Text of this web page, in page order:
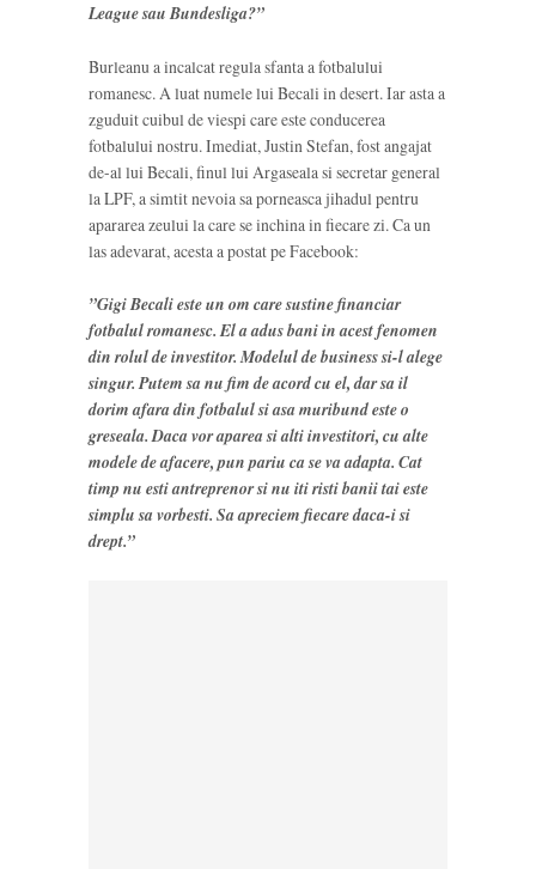
League sau Bundesliga?”
Burleanu a incalcat regula sfanta a fotbalului
romanesc. A luat numele lui Becali in desert. Iar asta a
zguduit cuibul de viespi care este conducerea
fotbalului nostru. Imediat, Justin Stefan, fost angajat
de-al lui Becali, finul lui Argaseala si secretar general
la LPF, a simtit nevoia sa porneasca jihadul pentru
apararea zeului la care se inchina in fiecare zi. Ca un
las adevarat, acesta a postat pe Facebook:
”Gigi Becali este un om care sustine financiar
fotbalul romanesc. El a adus bani in acest fenomen
din rolul de investitor. Modelul de business si-l alege
singur. Putem sa nu fim de acord cu el, dar sa il
dorim afara din fotbalul si asa muribund este o
greseala. Daca vor aparea si alti investitori, cu alte
modele de afacere, pun pariu ca se va adapta. Cat
timp nu esti antreprenor si nu iti risti banii tai este
simplu sa vorbesti. Sa apreciem fiecare daca-i si
drept.”